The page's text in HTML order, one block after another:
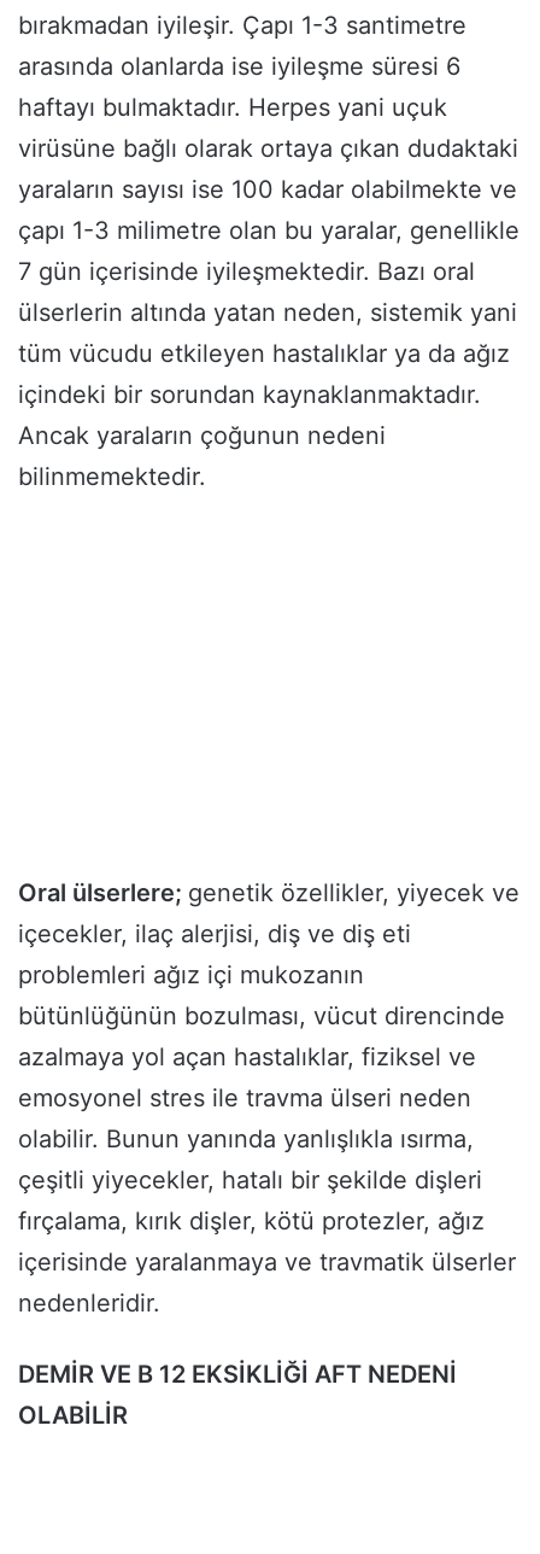
bırakmadan iyileşir. Çapı 1-3 santimetre
arasında olanlarda ise iyileşme süresi 6
haftayı bulmaktadır. Herpes yani uçuk
virüsüne bağlı olarak ortaya çıkan dudaktaki
yaraların sayısı ise 100 kadar olabilmekte ve
çapı 1-3 milimetre olan bu yaralar, genellikle
7 gün içerisinde iyileşmektedir. Bazı oral
ülserlerin altında yatan neden, sistemik yani
tüm vücudu etkileyen hastalıklar ya da ağız
içindeki bir sorundan kaynaklanmaktadır.
Ancak yaraların çoğunun nedeni
bilinmemektedir.
Oral ülserlere; genetik özellikler, yiyecek ve
içecekler, ilaç alerjisi, diş ve diş eti
problemleri ağız içi mukozanın
bütünlüğünün bozulması, vücut direncinde
azalmaya yol açan hastalıklar, fiziksel ve
emosyonel stres ile travma ülseri neden
olabilir. Bunun yanında yanlışlıkla ısırma,
çeşitli yiyecekler, hatalı bir şekilde dişleri
fırçalama, kırık dişler, kötü protezler, ağız
içerisinde yaralanmaya ve travmatik ülserler
nedenleridir.
DEMİR VE B 12 EKSİKLİĞİ AFT NEDENİ
OLABİLİR